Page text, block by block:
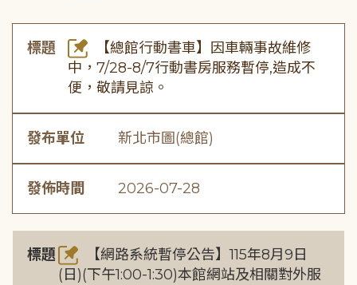
標題
【總館行動書車】因車輛事故維修
中，7/28-8/7行動書房服務暫停,造成不
便，敬請見諒。
發布單位 新北市圖(總館)
發佈時間 2026-07-28
標題
【網路系統暫停公告】115年8月9日
(日)(下午1:00-1:30)本館網站及相關對外服